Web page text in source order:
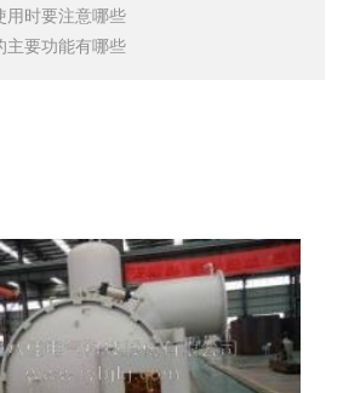
用时要注意哪些
主要功能有哪些